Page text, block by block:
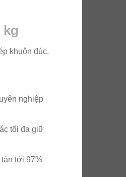
kg
khuôn đúc.
nghiệp
tối đa giữ
tới 97%